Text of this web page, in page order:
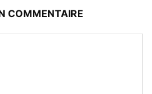
COMMENTAIRE